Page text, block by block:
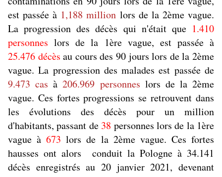
est passée à 1,188 million lors de la 2ème vague.
La progression des décès qui n'était que 1.410
personnes lors de la 1ère vague, est passée à
25.476 décès au cours des 90 jours lors de la 2ème
vague. La progression des malades est passée de
9.473 cas à206.969 personnes lors de la 2ème
vague. Ces fortes progressions se retrouvent dans
les évolutions des décès pour un million
d'habitants, passant de 38 personnes lors de la 1ère
vague à 673 lors de la 2ème vague. Ces fortes
hausses ont alors conduit la Pologne à 34.141
décès enregistrés au 20 janvier 2021, devenant